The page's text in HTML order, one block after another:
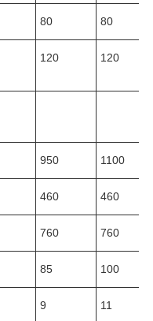
80 80
120 120
950 1100
460 460
760 760
85 100
9 11